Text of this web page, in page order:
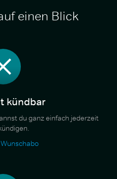
einen Blick
kündbar
du ganz einfach jederzeit